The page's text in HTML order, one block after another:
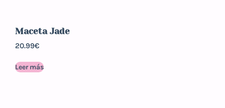
Maceta Jade
20.99€
Leer más